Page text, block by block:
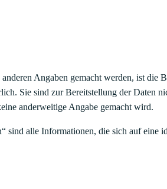
Angaben gemacht werden, ist
Sie sind zur Bereitstellung der Daten
anderweitige Angabe gemacht wird.
sind alle Informationen, die sich auf